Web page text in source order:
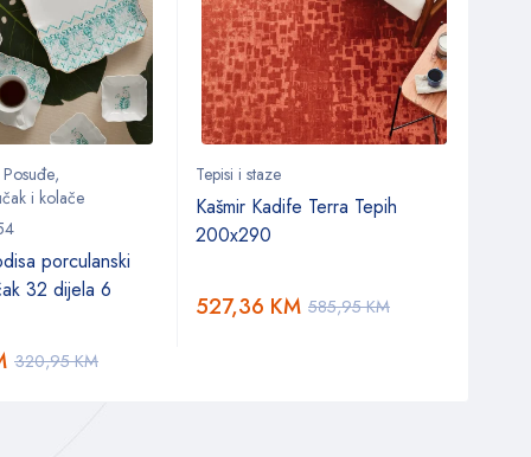
Posuđe,
i kolače
porculanski
32 dijela 6
320,95KM
Tepisi i staze
Kašmir Kadife Terra Tepih
200x290
585,95KM
527,36 KM